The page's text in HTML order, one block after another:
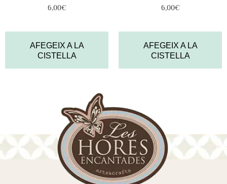
6,00€
AFEGEIX A LA
CISTELLA
6,00€
AFEGEIX A LA
CISTELLA